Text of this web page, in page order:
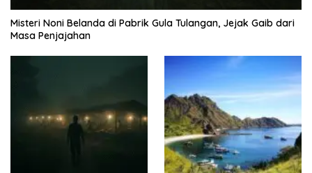
Misteri Noni Belanda di Pabrik Gula Tulangan, Jejak Gaib dari
Masa Penjajahan